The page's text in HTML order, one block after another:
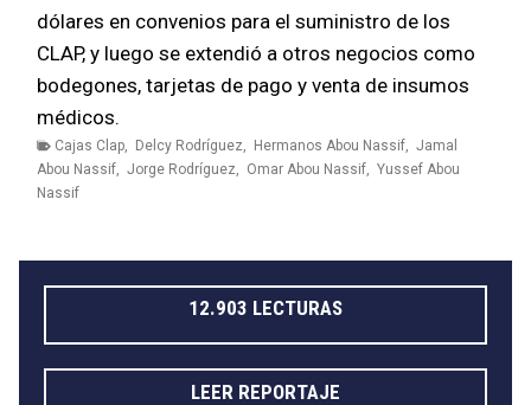
dólares en convenios para el suministro de los
CLAP, y luego se extendió a otros negocios como
bodegones, tarjetas de pago y venta de insumos
médicos.
Cajas Clap, Delcy Rodríguez, Hermanos Abou Nassif, Jamal
Abou Nassif, Jorge Rodríguez, Omar Abou Nassif, Yussef Abou
Nassif
12.903 LECTURAS
LEER REPORTAJE